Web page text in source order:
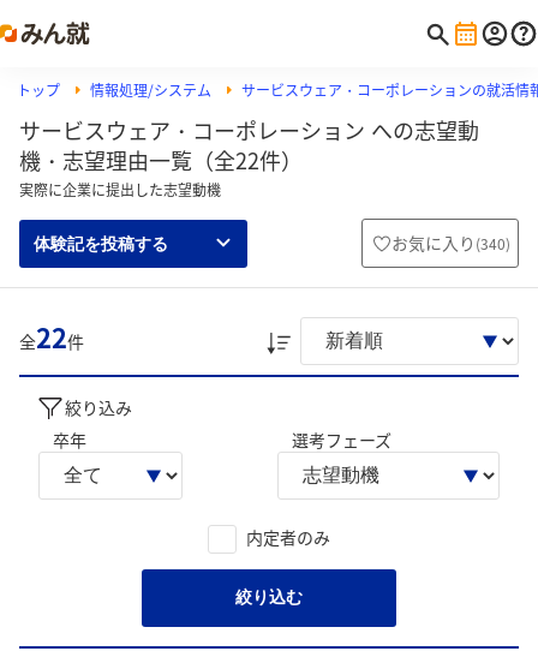
トップ 情報処理/システム サービスウェア・コーポレーションの就活情
サービスウェア・コーポレーション への志望動
機・志望理由一覧（全22件）
実際に企業に提出した志望動機
体験記を投稿する お気に入り (340)
全22件
絞り込み
卒年
選考フェーズ
内定者のみ
絞り込む